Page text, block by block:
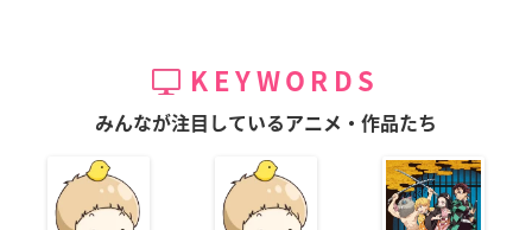
KEYWORDS
みんなが注目しているアニメ・作品たち